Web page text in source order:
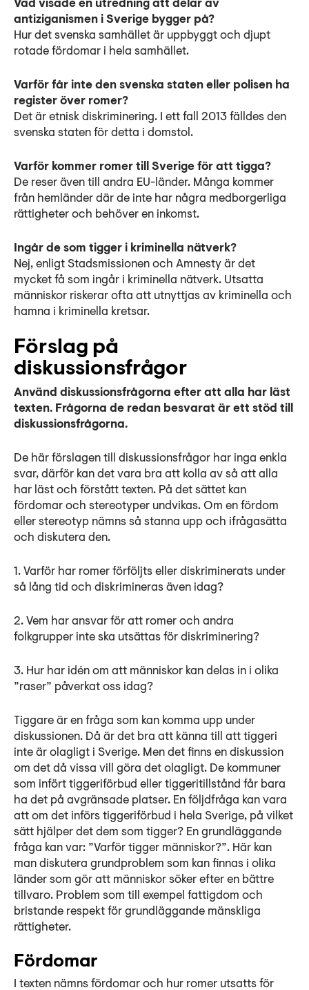
Vad visade en utredning att delar av
antiziganismen i Sverige bygger på?
Hur det svenska samhället är uppbyggt och djupt
rotade fördomar i hela samhället.
Varför får inte den svenska staten eller polisen ha
register över romer?
Det är etnisk diskriminering. I ett fall 2013 fälldes den
svenska staten för detta i domstol.
Varför kommer romer till Sverige för att tigga?
De reser även till andra EU-länder. Många kommer
från hemländer där de inte har några medborgerliga
rättigheter och behöver en inkomst.
Ingår de som tigger i kriminella nätverk?
Nej, enligt Stadsmissionen och Amnesty är det
mycket få som ingår i kriminella nätverk. Utsatta
människor riskerar ofta att utnyttjas av kriminella och
hamna i kriminella kretsar.
Förslag på
diskussionsfrågor
Använd diskussionsfrågorna efter att alla har läst
texten. Frågorna de redan besvarat är ett stöd till
diskussionsfrågorna.
De här förslagen till diskussionsfrågor har inga enkla
svar, därför kan det vara bra att kolla av så att alla
har läst och förstått texten. På det sättet kan
fördomar och stereotyper undvikas. Om en fördom
eller stereotyp nämns så stanna upp och ifrågasätta
och diskutera den.
1. Varför har romer förföljts eller diskriminerats under
så lång tid och diskrimineras även idag?
2. Vem har ansvar för att romer och andra
folkgrupper inte ska utsättas för diskriminering?
3. Hur har idén om att människor kan delas in i olika
”raser” påverkat oss idag?
Tiggare är en fråga som kan komma upp under
diskussionen. Då är det bra att känna till att tiggeri
inte är olagligt i Sverige. Men det finns en diskussion
om det då vissa vill göra det olagligt. De kommuner
som infört tiggeriförbud eller tiggeritillstånd får bara
ha det på avgränsade platser. En följdfråga kan vara
att om det införs tiggeriförbud i hela Sverige, på vilket
sätt hjälper det dem som tigger? En grundläggande
fråga kan var: ”Varför tigger människor?”. Här kan
man diskutera grundproblem som kan finnas i olika
länder som gör att människor söker efter en bättre
tillvaro. Problem som till exempel fattigdom och
bristande respekt för grundläggande mänskliga
rättigheter.
Fördomar
I texten nämns fördomar och hur romer utsatts för